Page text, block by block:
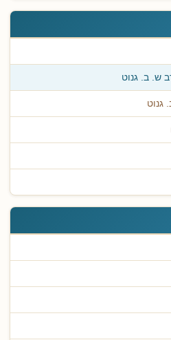
ש. ב. גנוט
גנוט